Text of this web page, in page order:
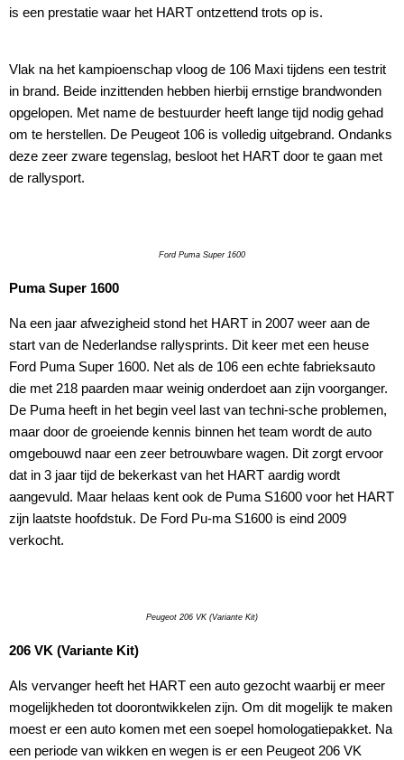
is een prestatie waar het HART ontzettend trots op is.
Vlak na het kampioenschap vloog de 106 Maxi tijdens een testrit
in brand. Beide inzittenden hebben hierbij ernstige brandwonden
opgelopen. Met name de bestuurder heeft lange tijd nodig gehad
om te herstellen. De Peugeot 106 is volledig uitgebrand. Ondanks
deze zeer zware tegenslag, besloot het HART door te gaan met
de rallysport.
Ford Puma Super 1600
Puma Super 1600
Na een jaar afwezigheid stond het HART in 2007 weer aan de
start van de Nederlandse rallysprints. Dit keer met een heuse
Ford Puma Super 1600. Net als de 106 een echte fabrieksauto
die met 218 paarden maar weinig onderdoet aan zijn voorganger.
De Puma heeft in het begin veel last van techni-sche problemen,
maar door de groeiende kennis binnen het team wordt de auto
omgebouwd naar een zeer betrouwbare wagen. Dit zorgt ervoor
dat in 3 jaar tijd de bekerkast van het HART aardig wordt
aangevuld. Maar helaas kent ook de Puma S1600 voor het HART
zijn laatste hoofdstuk. De Ford Pu-ma S1600 is eind 2009
verkocht.
Peugeot 206 VK (Variante Kit)
206 VK (Variante Kit)
Als vervanger heeft het HART een auto gezocht waarbij er meer
mogelijkheden tot doorontwikkelen zijn. Om dit mogelijk te maken
moest er een auto komen met een soepel homologatiepakket. Na
een periode van wikken en wegen is er een Peugeot 206 VK